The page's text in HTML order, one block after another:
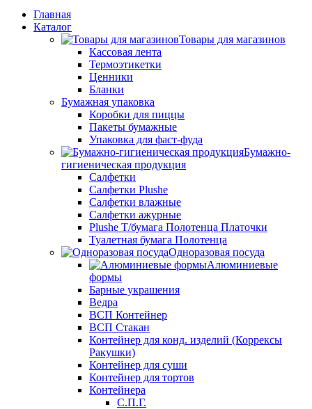
Главная
Каталог
Товары для магазинов
Кассовая лента
Термоэтикетки
Ценники
Бланки
Бумажная упаковка
Коробки для пиццы
Пакеты бумажные
Упаковка для фаст-фуда
Бумажно-
гигиеническая продукция
Салфетки
Салфетки Plushe
Салфетки влажные
Салфетки ажурные
Plushe Т/бумага Полотенца Платочки
Туалетная бумага Полотенца
Одноразовая посуда
Алюминиевые
формы
Барные украшения
Ведра
ВСП Контейнер
ВСП Стакан
Контейнер для конд. изделий (Коррексы
Ракушки)
Контейнер для суши
Контейнер для тортов
Контейнера
С.П.Г.